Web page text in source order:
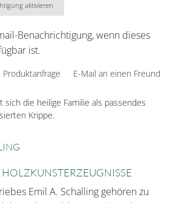
aktivieren
Benachrichtigung, wenn dieses
ist.
Produktanfrage E-Mail an einen Freund
die heilige Familie als passendes
Krippe.
Emil A. Schalling gehören zu